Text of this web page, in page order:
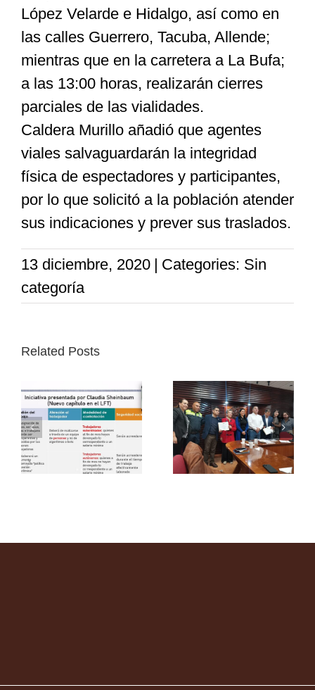
López Velarde e Hidalgo, así como en
las calles Guerrero, Tacuba, Allende;
mientras que en la carretera a La Bufa;
a las 13:00 horas, realizarán cierres
parciales de las vialidades.
Caldera Murillo añadió que agentes
viales salvaguardarán la integridad
física de espectadores y participantes,
por lo que solicitó a la población atender
sus indicaciones y prever sus traslados.
13 diciembre, 2020 | Categories: Sin
categoría
Related Posts